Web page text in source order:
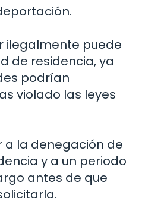
ilegalmente puede
de residencia, ya
podrían
violado las leyes
a la denegación de
y a un periodo
antes de que